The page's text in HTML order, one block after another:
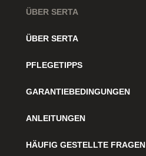
ÜBER SERTA
ÜBER SERTA
PFLEGETIPPS
GARANTIEBEDINGUNGEN
ANLEITUNGEN
HÄUFIG GESTELLTE FRAGEN